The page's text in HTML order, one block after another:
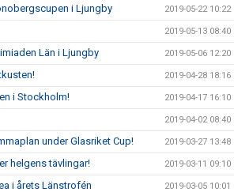
i Ljungby 2019-05-22 10:22
2019-05-13 08:40
Län i Ljungby 2019-05-06 12:20
2019-04-28 18:16
i Stockholm! 2019-04-17 16:10
2019-04-02 08:40
under Glasriket Cup! 2019-03-27 13:48
helgens tävlingar! 2019-03-11 09:10
i årets Länstrofén 2019-03-05 10:01